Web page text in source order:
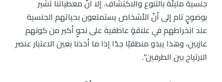
جنسية مليئة بالتنوع والاكتشاف. إلا أنّ معطياتنا تشير
بوضوحٍ تام إلى أنّ الأشخاص يستمتعون بحياتهم الجنسية
عند انخراطهم في علاقةٍ عاطفية على نحوٍ أكبر من كونهم
عازبين، وهذا يبدو منطقيًا جدًا إذا ما أخذنا بعين الاعتبار عنصر
الارتياح بين الطرفين”.